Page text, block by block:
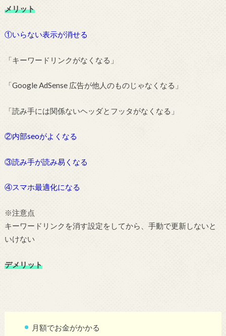
メリット
①いらない表示が消せる
「キーワードリンクがなくなる」
「Google AdSense 広告が他人のものじゃなくなる」
「読み手には関係ないヘッダとフッタがなくなる」
②内部seoがよくなる
③読み手が読み易くなる
④スマホ最適化になる
※注意点
キーワードリンクを消す設定をしてから、手動で更新しないと
いけない
デメリット
月額でお金がかかる